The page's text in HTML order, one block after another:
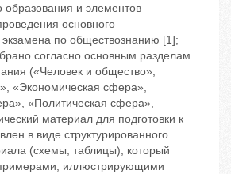
образования и элементов
основного
экзамена по обществознанию [1];
согласно основным разделам
(«Человек и общество»,
«Экономическая сфера»,
«Политическая сфера»,
материал для подготовки к
в виде структурированного
(схемы, таблицы), который
иллюстрирующими